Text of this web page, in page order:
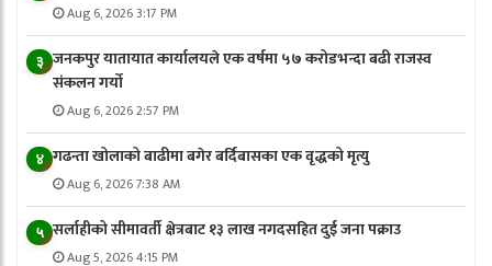
Aug 6, 2026 3:17 PM
३ जनकपुर यातायात कार्यालयले एक वर्षमा ५७ करोडभन्दा बढी राजस्व
संकलन गर्याे
Aug 6, 2026 2:57 PM
४ गढन्ता खोलाको बाढीमा बगेर बर्दिबासका एक वृद्धको मृत्यु
Aug 6, 2026 7:38 AM
५ सर्लाहीको सीमावर्ती क्षेत्रबाट १३ लाख नगदसहित दुई जना पक्राउ
Aug 5, 2026 4:15 PM